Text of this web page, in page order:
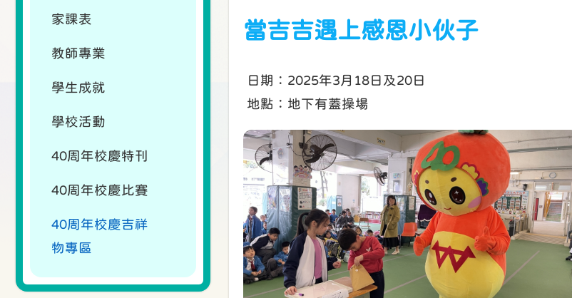
當吉吉遇上感恩小伙子
日期：2025年3月18日及20日
地點：地下有蓋操場
家課表
教師專業
學生成就
學校活動
40周年校慶特刊
40周年校慶比賽
40周年校慶吉祥
物專區